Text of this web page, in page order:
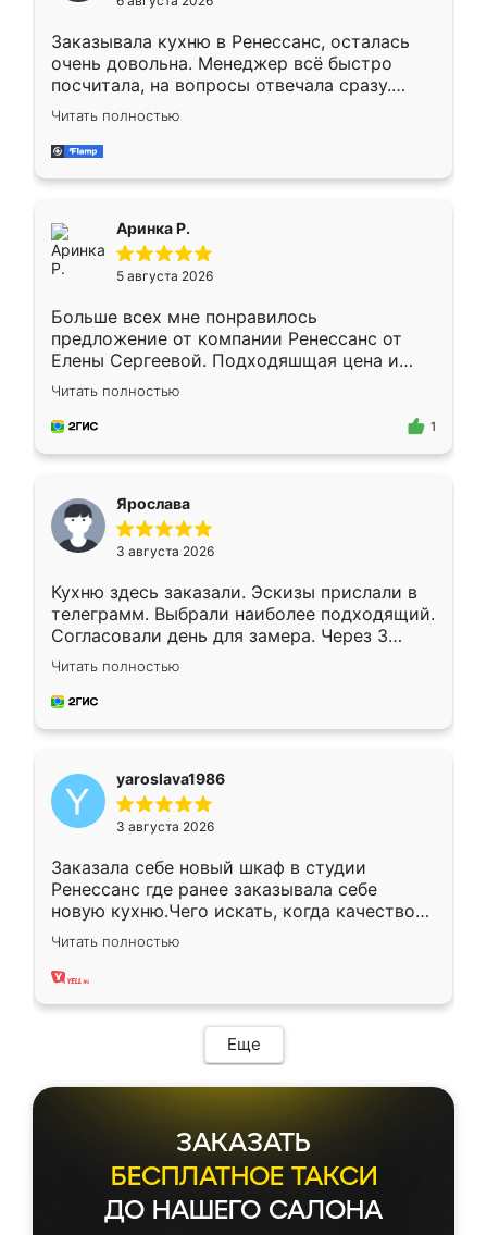
мебели буду заказывать только здесь.
Заказывала кухню в Ренессанс, осталась
очень довольна. Менеджер всё быстро
посчитала, на вопросы отвечала сразу.
Замерщик приехал в субботу, подошёл к
делу со всей ответственностью. Собрали
за день, ребята работали аккуратно, даже
Читать полностью
Аринка Р.
5 августа 2026
Больше всех мне понравилось
предложение от компании Ренессанс от
Елены Сергеевой. Подходяшщая цена и
короткие сроки изготовления. Приехавший
для замера сотрудник Владислав
предложил по моему эскизу самый
Читать полностью
1
Ярослава
3 августа 2026
Кухню здесь заказали. Эскизы прислали в
телеграмм. Выбрали наиболее подходящий.
Согласовали день для замера. Через 3
недели кухня была уже готова. Остались
довольны работой. Спасибо Ренессанс
мебель за качественную работу!
Читать полностью
yaroslava1986
3 августа 2026
Заказала себе новый шкаф в студии
Ренессанс где ранее заказывала себе
новую кухню.Чего искать, когда качеством
вполне довольна. Служит кухня уже почти
два года, нареканий нет.
Читать полностью
Еще
ЗАКАЗАТЬ
БЕСПЛАТНОЕ ТАКСИ
ДО НАШЕГО САЛОНА